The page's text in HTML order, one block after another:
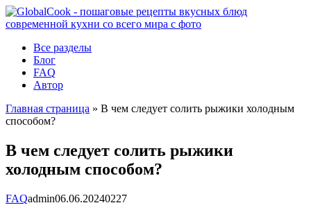
Перейти
к
Все разделы
Блог
FAQ
Автор
Главная страница » В чем следует солить рыжики холодным
способом?
В чем следует солить рыжики
холодным способом?
FAQadmin06.06.20240227